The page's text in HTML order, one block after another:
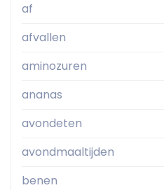
af
afvallen
aminozuren
ananas
avondeten
avondmaaltijden
benen